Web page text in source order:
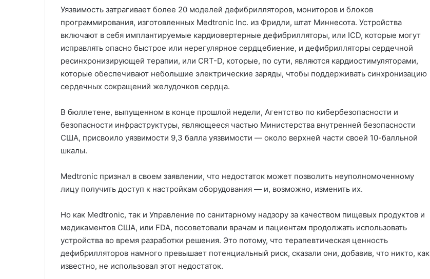
Уязвимость затрагивает более 20 моделей дефибрилляторов, мониторов и блоков
программирования, изготовленных Medtronic Inc. из Фридли, штат Миннесота. Устройства
включают в себя имплантируемые кардиовертерные дефибрилляторы, или ICD, которые могут
исправлять опасно быстрое или нерегулярное сердцебиение, и дефибрилляторы сердечной
ресинхронизирующей терапии, или CRT-D, которые, по сути, являются кардиостимуляторами,
которые обеспечивают небольшие электрические заряды, чтобы поддерживать синхронизацию
сердечных сокращений желудочков сердца.
В бюллетене, выпущенном в конце прошлой недели, Агентство по кибербезопасности и
безопасности инфраструктуры, являющееся частью Министерства внутренней безопасности
США, присвоило уязвимости 9,3 балла уязвимости — около верхней части своей 10-балльной
шкалы.
Medtronic признал в своем заявлении, что недостаток может позволить неуполномоченному
лицу получить доступ к настройкам оборудования — и, возможно, изменить их.
Но как Medtronic, так и Управление по санитарному надзору за качеством пищевых продуктов и
медикаментов США, или FDA, посоветовали врачам и пациентам продолжать использовать
устройства во время разработки решения. Это потому, что терапевтическая ценность
дефибрилляторов намного превышает потенциальный риск, сказали они, добавив, что никто, как
известно, не использовал этот недостаток.